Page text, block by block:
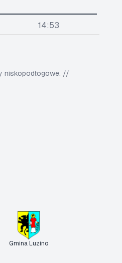
14:53
niskopodłogowe. //
Gmina Luzino